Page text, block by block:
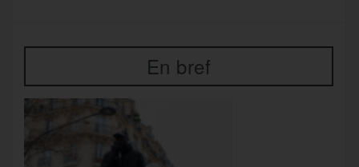
En bref